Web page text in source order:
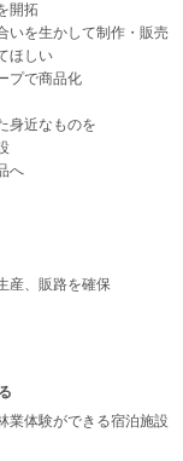
開拓
いを生かして制作・販売
ほしい
プで商品化
身近なものを
へ
産、販路を確保
体験ができる宿泊施設